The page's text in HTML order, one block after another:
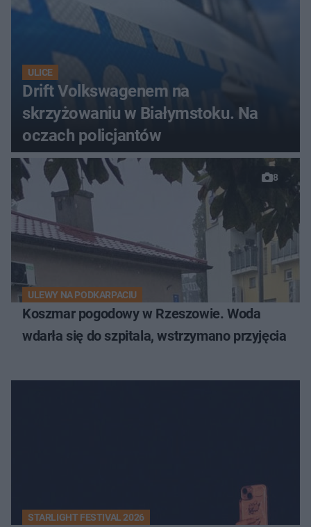
ULICE
Drift Volkswagenem na
skrzyżowaniu w Białymstoku. Na
oczach policjantów
8
ULEWY NA PODKARPACIU
Koszmar pogodowy w Rzeszowie. Woda
wdarła się do szpitala, wstrzymano przyjęcia
STARLIGHT FESTIVAL 2026